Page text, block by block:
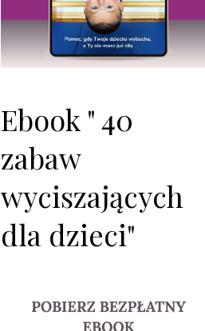
Ebook " 40
zabaw
wyciszających
dla dzieci"